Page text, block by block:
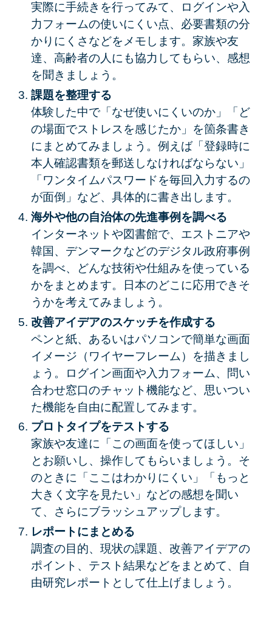
実際に手続きを行ってみて、ログインや入
力フォームの使いにくい点、必要書類の分
かりにくさなどをメモします。家族や友
達、高齢者の人にも協力してもらい、感想
を聞きましょう。
課題を整理する
体験した中で「なぜ使いにくいのか」「ど
の場面でストレスを感じたか」を箇条書き
にまとめてみましょう。例えば「登録時に
本人確認書類を郵送しなければならない」
「ワンタイムパスワードを毎回入力するの
が面倒」など、具体的に書き出します。
海外や他の自治体の先進事例を調べる
インターネットや図書館で、エストニアや
韓国、デンマークなどのデジタル政府事例
を調べ、どんな技術や仕組みを使っている
かをまとめます。日本のどこに応用できそ
うかを考えてみましょう。
改善アイデアのスケッチを作成する
ペンと紙、あるいはパソコンで簡単な画面
イメージ（ワイヤーフレーム）を描きまし
ょう。ログイン画面や入力フォーム、問い
合わせ窓口のチャット機能など、思いつい
た機能を自由に配置してみます。
プロトタイプをテストする
家族や友達に「この画面を使ってほしい」
とお願いし、操作してもらいましょう。そ
のときに「ここはわかりにくい」「もっと
大きく文字を見たい」などの感想を聞い
て、さらにブラッシュアップします。
レポートにまとめる
調査の目的、現状の課題、改善アイデアの
ポイント、テスト結果などをまとめて、自
由研究レポートとして仕上げましょう。